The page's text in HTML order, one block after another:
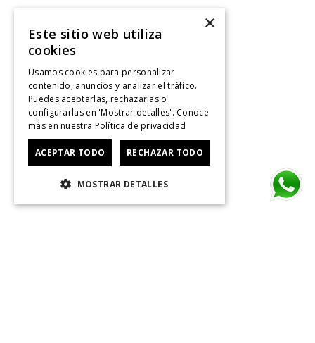
×
Este sitio web utiliza
cookies
Usamos cookies para personalizar
contenido, anuncios y analizar el tráfico.
Puedes aceptarlas, rechazarlas o
configurarlas en 'Mostrar detalles'. Conoce
más en nuestra Política de privacidad
ACEPTAR TODO RECHAZAR TODO
MOSTRAR DETALLES